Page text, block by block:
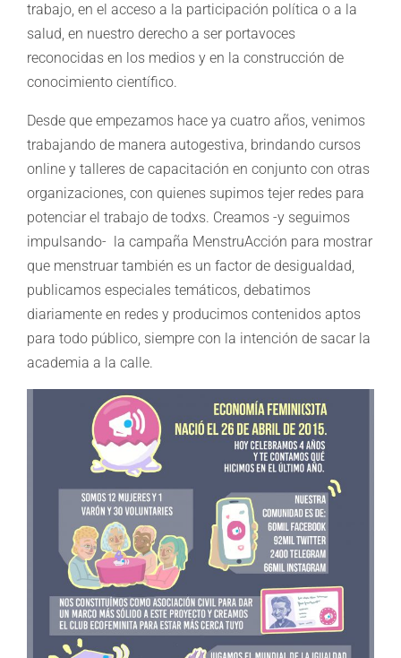
trabajo, en el acceso a la participación política o a la
salud, en nuestro derecho a ser portavoces
reconocidas en los medios y en la construcción de
conocimiento científico.
Desde que empezamos hace ya cuatro años, venimos
trabajando de manera autogestiva, brindando cursos
online y talleres de capacitación en conjunto con otras
organizaciones, con quienes supimos tejer redes para
potenciar el trabajo de todxs. Creamos -y seguimos
impulsando- la campaña MenstruAcción para mostrar
que menstruar también es un factor de desigualdad,
publicamos especiales temáticos, debatimos
diariamente en redes y producimos contenidos aptos
para todo público, siempre con la intención de sacar la
academia a la calle.